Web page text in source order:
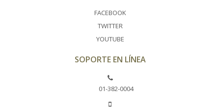
FACEBOOK
TWITTER
YOUTUBE
SOPORTE EN LÍNEA
01-382-0004